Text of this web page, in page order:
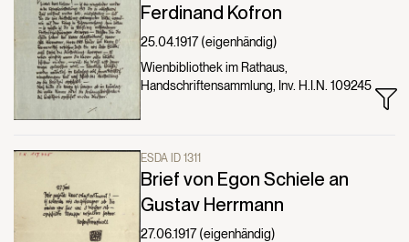
Ferdinand Kofron
25.04.1917 (eigenhändig)
Wienbibliothek im Rathaus,
Handschriftensammlung, Inv. H.I.N. 109245
ESDA ID 1311
Brief von Egon Schiele an
Gustav Herrmann
27.06.1917 (eigenhändig)